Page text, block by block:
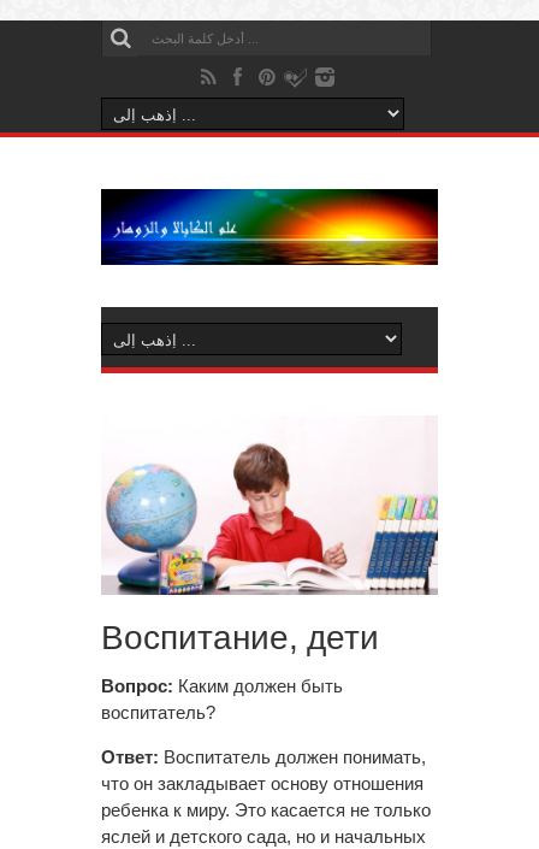
Воспитание, дети
Вопрос: Каким должен быть
воспитатель?
Ответ: Воспитатель должен понимать,
что он закладывает основу отношения
ребенка к миру. Это касается не только
яслей и детского сада, но и начальных